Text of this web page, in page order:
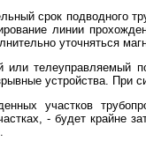
срок подводного
линии
уточняться
или телеуправляемый
устройства. При
участков
- будет крайне